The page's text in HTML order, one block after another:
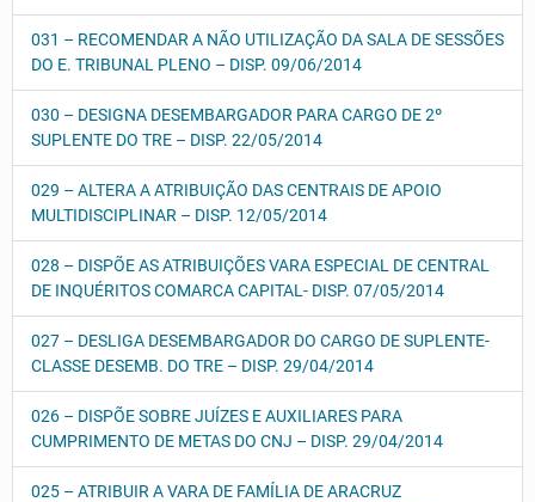
031 – RECOMENDAR A NÃO UTILIZAÇÃO DA SALA DE SESSÕES
DO E. TRIBUNAL PLENO – DISP. 09/06/2014
030 – DESIGNA DESEMBARGADOR PARA CARGO DE 2º
SUPLENTE DO TRE – DISP. 22/05/2014
029 – ALTERA A ATRIBUIÇÃO DAS CENTRAIS DE APOIO
MULTIDISCIPLINAR – DISP. 12/05/2014
028 – DISPÕE AS ATRIBUIÇÕES VARA ESPECIAL DE CENTRAL
DE INQUÉRITOS COMARCA CAPITAL- DISP. 07/05/2014
027 – DESLIGA DESEMBARGADOR DO CARGO DE SUPLENTE-
CLASSE DESEMB. DO TRE – DISP. 29/04/2014
026 – DISPÕE SOBRE JUÍZES E AUXILIARES PARA
CUMPRIMENTO DE METAS DO CNJ – DISP. 29/04/2014
025 – ATRIBUIR A VARA DE FAMÍLIA DE ARACRUZ